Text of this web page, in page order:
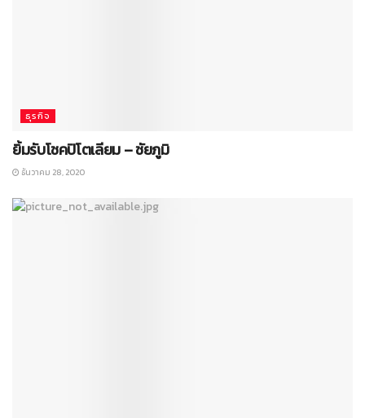
ธุรกิจ
ยิ้มรับโชคปิโตเลียม – ชัยภูมิ
ธันวาคม 28, 2020